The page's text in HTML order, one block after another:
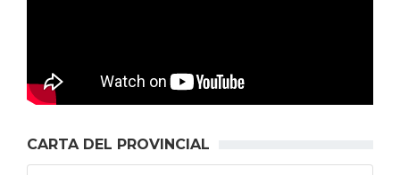
CARTA DEL PROVINCIAL